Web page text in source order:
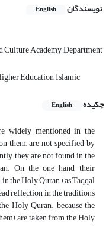
نویسندگان English
Culture Academy, Department
Education, Islamic
چکیده
English
widely mentioned in the
them, are not specified by
they are not found in the
On the one hand, their
the Holy Quran (as Taqqal
reflection in the traditions
Holy Quran. because the
are taken from the Holy